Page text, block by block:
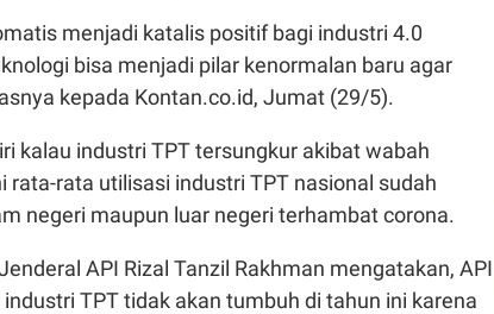
menjadi katalis positif bagi industri 4.0
bisa menjadi pilar kenormalan baru agar
kepada Kontan.co.id, Jumat (29/5).
kalau industri TPT tersungkur akibat wabah
rata-rata utilisasi industri TPT nasional sudah
negeri maupun luar negeri terhambat corona.
API Rizal Tanzil Rakhman mengatakan, API
TPT tidak akan tumbuh di tahun ini karena